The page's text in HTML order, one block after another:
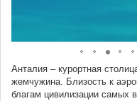
Анталия – курортная
жемчужина. Близость к
благам цивилизации самых